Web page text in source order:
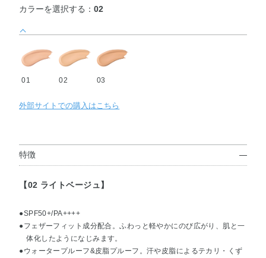
カラーを選択する：02
01 02 03
外部サイトでの購入はこちら
特徴
【02 ライトベージュ】
●SPF50+/PA++++
●フェザーフィット成分配合。ふわっと軽やかにのび広がり、肌と一
体化したようになじみます。
●ウォータープルーフ&皮脂プルーフ。汗や皮脂によるテカリ・くず